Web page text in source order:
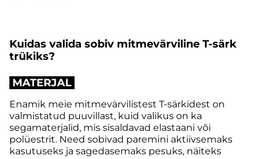
Kuidas valida sobiv mitmevärviline T-särk
trükiks?
MATERJAL
Enamik meie mitmevärvilistest T-särkidest on
valmistatud puuvillast, kuid valikus on ka
segamaterjalid, mis sisaldavad elastaani või
polüestrit. Need sobivad paremini aktiivsemaks
kasutuseks ja sagedasemaks pesuks, näiteks